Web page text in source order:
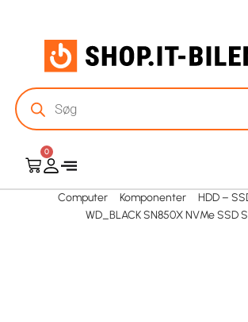
0
Computer Komponenter
HDD –
WD_BLACK SN850X NVMe SSD